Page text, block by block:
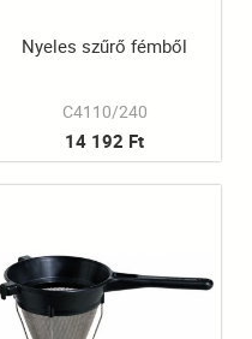
Nyeles szűrő fémből
C4110/240
14 192 Ft